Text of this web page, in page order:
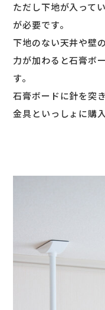
ただし下地が入って
が必要です。
下地のない天井や壁
力が加わると石膏ボ
す。
石膏ボードに針を突
金具といっしょに購